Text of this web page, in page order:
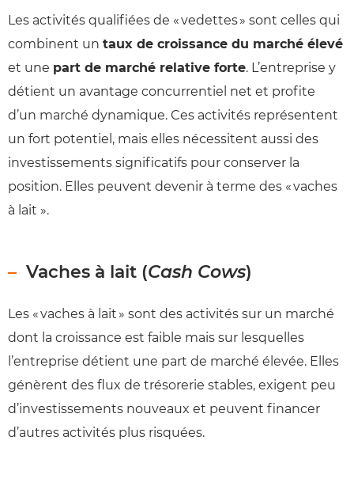
Les activités qualifiées de « vedettes » sont celles qui
combinent un taux de croissance du marché élevé
et une part de marché relative forte. L’entreprise y
détient un avantage concurrentiel net et profite
d’un marché dynamique. Ces activités représentent
un fort potentiel, mais elles nécessitent aussi des
investissements significatifs pour conserver la
position. Elles peuvent devenir à terme des « vaches
à lait ».
Vaches à lait (Cash Cows)
Les « vaches à lait » sont des activités sur un marché
dont la croissance est faible mais sur lesquelles
l’entreprise détient une part de marché élevée. Elles
génèrent des flux de trésorerie stables, exigent peu
d’investissements nouveaux et peuvent financer
d’autres activités plus risquées.